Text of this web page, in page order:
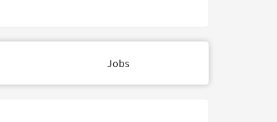
Jobs